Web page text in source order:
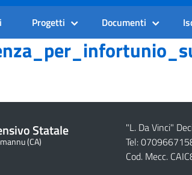
Progetti Documenti
Statale
(CA)
"L. Da Vinci"
Tel:
Cod. Mecc.